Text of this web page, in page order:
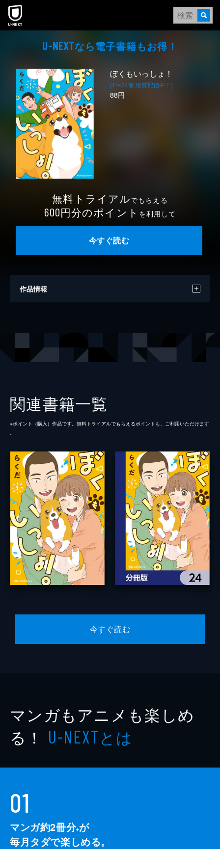
本文へスキップ
U-NEXTなら電⼦書籍もお得！
ぼくもいっしょ！
(1〜24巻 絶賛配信中！)
88円
無料トライアルでもらえる
600円分のポイント を利用して
今すぐ読む
作品情報
出版社
レーベル MFC ジーンピクシブシリーズ
関連書籍一覧
※ポイント（購⼊）作品です。無料トライアルでもらえるポイントも、ご利⽤いただけます
。
今すぐ読む
マンガもアニメも楽しめ
る！ U-NEXTとは
01
マンガ約2冊分※が
毎月タダで楽しめる。